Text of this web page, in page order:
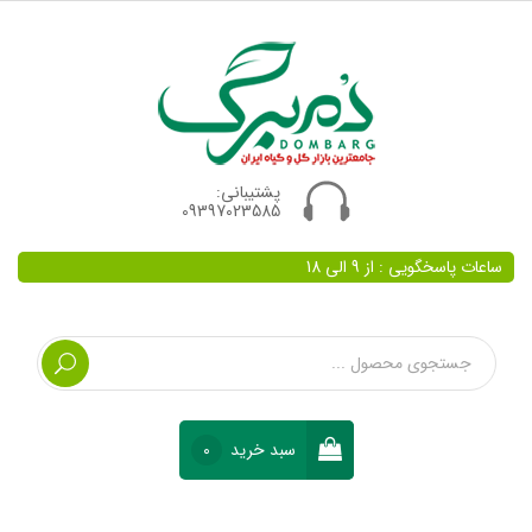
پشتیبانی:
09397023585
ساعات پاسخگویی : از 9 الی 18
سبد خرید 0